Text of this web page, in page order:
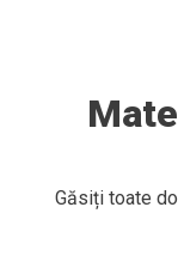
Găsiți toate